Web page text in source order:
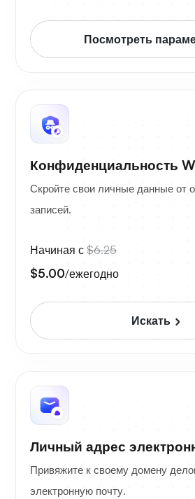
Посмотреть
Конфиденциальность
Скройте свои личные данные от
записей.
Начиная с $6.25
$5.00/ежегодно
Искать
Личный адрес
Привяжите к своему домену
электронную почту.